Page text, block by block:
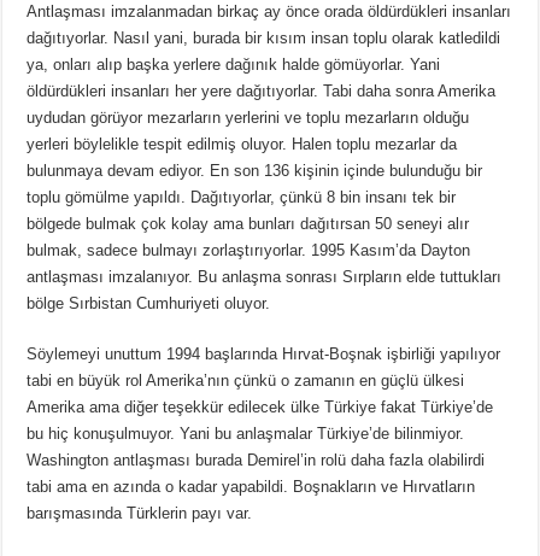
Antlaşması imzalanmadan birkaç ay önce orada öldürdükleri insanları
dağıtıyorlar. Nasıl yani, burada bir kısım insan toplu olarak katledildi
ya, onları alıp başka yerlere dağınık halde gömüyorlar. Yani
öldürdükleri insanları her yere dağıtıyorlar. Tabi daha sonra Amerika
uydudan görüyor mezarların yerlerini ve toplu mezarların olduğu
yerleri böylelikle tespit edilmiş oluyor. Halen toplu mezarlar da
bulunmaya devam ediyor. En son 136 kişinin içinde bulunduğu bir
toplu gömülme yapıldı. Dağıtıyorlar, çünkü 8 bin insanı tek bir
bölgede bulmak çok kolay ama bunları dağıtırsan 50 seneyi alır
bulmak, sadece bulmayı zorlaştırıyorlar. 1995 Kasım’da Dayton
antlaşması imzalanıyor. Bu anlaşma sonrası Sırpların elde tuttukları
bölge Sırbistan Cumhuriyeti oluyor.
Söylemeyi unuttum 1994 başlarında Hırvat-Boşnak işbirliği yapılıyor
tabi en büyük rol Amerika’nın çünkü o zamanın en güçlü ülkesi
Amerika ama diğer teşekkür edilecek ülke Türkiye fakat Türkiye’de
bu hiç konuşulmuyor. Yani bu anlaşmalar Türkiye’de bilinmiyor.
Washington antlaşması burada Demirel’in rolü daha fazla olabilirdi
tabi ama en azında o kadar yapabildi. Boşnakların ve Hırvatların
barışmasında Türklerin payı var.